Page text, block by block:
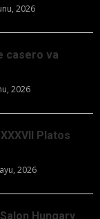
2026
casero va
2026
Platos
2026
Hungary